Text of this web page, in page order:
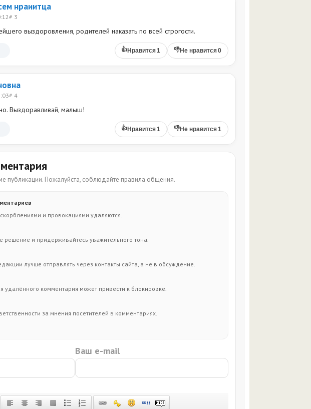
нраиитца
# 3
выздоровления, родителей наказать по всей строгости.
👍Нравится1 👎Не нравится0
# 4
Выздоравливай, малыш!
👍Нравится1 👎Не нравится1
публикации. Пожалуйста, соблюдайте правила общения.
и провокациями удаляются.
решение и придерживайтесь уважительного тона.
лучше отправлять через контакты сайта, а не в обсуждение.
удалённого комментария может привести к блокировке.
за мнения посетителей в комментариях.
Ваш e-mail